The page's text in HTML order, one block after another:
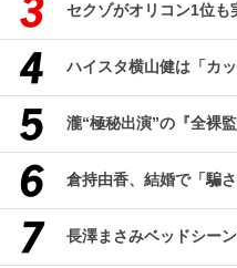
セクゾがオリコン1位
ハイスタ横山健は「カッ
瀧“極秘出演”の『全裸
倉持由香、結婚で「騙
長澤まさみベッドシー